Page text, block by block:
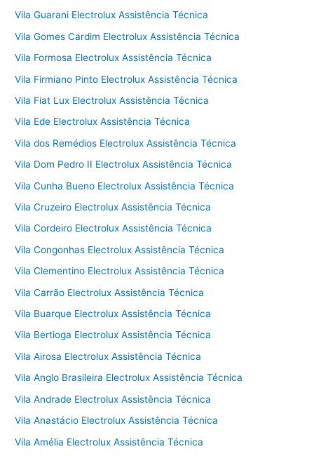
Vila Guarani Electrolux Assistência Técnica
Vila Gomes Cardim Electrolux Assistência Técnica
Vila Formosa Electrolux Assistência Técnica
Vila Firmiano Pinto Electrolux Assistência Técnica
Vila Fiat Lux Electrolux Assistência Técnica
Vila Ede Electrolux Assistência Técnica
Vila dos Remédios Electrolux Assistência Técnica
Vila Dom Pedro II Electrolux Assistência Técnica
Vila Cunha Bueno Electrolux Assistência Técnica
Vila Cruzeiro Electrolux Assistência Técnica
Vila Cordeiro Electrolux Assistência Técnica
Vila Congonhas Electrolux Assistência Técnica
Vila Clementino Electrolux Assistência Técnica
Vila Carrão Electrolux Assistência Técnica
Vila Buarque Electrolux Assistência Técnica
Vila Bertioga Electrolux Assistência Técnica
Vila Airosa Electrolux Assistência Técnica
Vila Anglo Brasileira Electrolux Assistência Técnica
Vila Andrade Electrolux Assistência Técnica
Vila Anastácio Electrolux Assistência Técnica
Vila Amélia Electrolux Assistência Técnica